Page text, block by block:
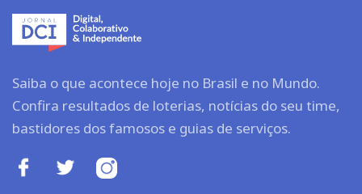
Saiba o que acontece hoje no Brasil e no Mundo.
Confira resultados de loterias, notícias do seu time,
bastidores dos famosos e guias de serviços.